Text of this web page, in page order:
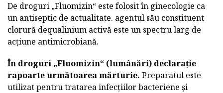
De droguri „Fluomizin“ este folosit în ginecologie ca
un antiseptic de actualitate. agentul său constituent
clorură dequalinium activă este un spectru larg de
acțiune antimicrobiană.
În droguri „Fluomizin“ (lumânări) declarație
rapoarte următoarea mărturie. Preparatul este
utilizat pentru tratarea infecțiilor bacteriene și